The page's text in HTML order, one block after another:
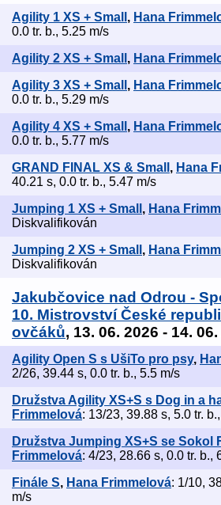
Agility 1 XS + Small , Hana
0.0 tr. b., 5.25 m/s
Agility 2 XS + Small , Hana
Agility 3 XS + Small , Hana
0.0 tr. b., 5.29 m/s
Agility 4 XS + Small , Hana
0.0 tr. b., 5.77 m/s
GRAND FINAL XS & Small , Hana
40.21 s, 0.0 tr. b., 5.47 m/s
Jumping 1 XS + Small , Hana
Diskvalifikován
Jumping 2 XS + Small , Hana
Diskvalifikován
Jakubčovice nad Odrou -
10. Mistrovství České
ovčáků, 13. 06. 2026 - 14.
Agility Open S s UšiTo pro psy,
2/26, 39.44 s, 0.0 tr. b., 5.5 m/s
Družstva Agility XS+S s Dog in a
Frimmelová: 13/23, 39.88 s, 5.0 tr.
Družstva Jumping XS+S se Sokol
Frimmelová: 4/23, 28.66 s, 0.0 tr. b.,
Finále S, Hana Frimmelová: 1/10,
m/s